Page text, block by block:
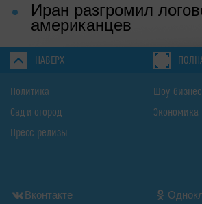
Иран разгромил
американцев
НАВЕРХ
Политика
Сад и огород
Пресс-релизы
Шоу-бизнес
Экономика
Вконтакте